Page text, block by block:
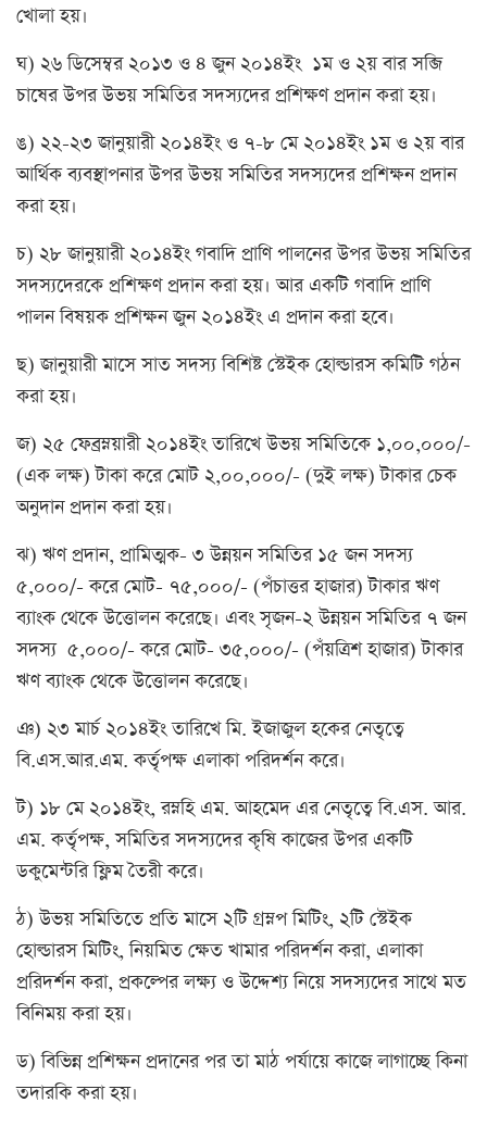
খোলা হয়।
ঘ) ২৬ ডিসেম্বর ২০১৩ ও ৪ জুন ২০১৪ইং ১ম ও ২য় বার সব্জি
চাষের উপর উভয় সমিতির সদস্যদের প্রশিক্ষণ প্রদান করা হয়।
ঙ) ২২-২৩ জানুয়ারী ২০১৪ইং ও ৭-৮ মে ২০১৪ইং ১ম ও ২য় বার
আর্থিক ব্যবস্থাপনার উপর উভয় সমিতির সদস্যদের প্রশিক্ষন প্রদান
করা হয়।
চ) ২৮ জানুয়ারী ২০১৪ইং গবাদি প্রাণি পালনের উপর উভয় সমিতির
সদস্যদেরকে প্রশিক্ষণ প্রদান করা হয়। আর একটি গবাদি প্রাণি
পালন বিষয়ক প্রশিক্ষন জুন ২০১৪ইং এ প্রদান করা হবে।
ছ) জানুয়ারী মাসে সাত সদস্য বিশিষ্ট স্টেইক হোল্ডারস কমিটি গঠন
করা হয়।
জ) ২৫ ফেব্রম্নয়ারী ২০১৪ইং তারিখে উভয় সমিতিকে ১,০০,০০০/-
(এক লক্ষ) টাকা করে মোট ২,০০,০০০/- (দুই লক্ষ) টাকার চেক
অনুদান প্রদান করা হয়।
ঝ) ঋণ প্রদান, প্রামিত্মক- ৩ উন্নয়ন সমিতির ১৫ জন সদস্য
৫,০০০/- করে মোট- ৭৫,০০০/- (পঁচাত্তর হাজার) টাকার ঋণ
ব্যাংক থেকে উত্তোলন করেছে। এবং সৃজন-২ উন্নয়ন সমিতির ৭ জন
সদস্য ৫,০০০/- করে মোট- ৩৫,০০০/- (পঁয়ত্রিশ হাজার) টাকার
ঋণ ব্যাংক থেকে উত্তোলন করেছে।
ঞ) ২৩ মার্চ ২০১৪ইং তারিখে মি. ইজাজুল হকের নেতৃত্বে
বি.এস.আর.এম. কর্তৃপক্ষ এলাকা পরিদর্শন করে।
ট) ১৮ মে ২০১৪ইং, রম্নহি এম. আহমেদ এর নেতৃত্বে বি.এস. আর.
এম. কর্তৃপক্ষ, সমিতির সদস্যদের কৃষি কাজের উপর একটি
ডকুমেন্টরি ফ্লিম তৈরী করে।
ঠ) উভয় সমিতিতে প্রতি মাসে ২টি গ্রম্নপ মিটিং, ২টি স্টেইক
হোল্ডারস মিটিং, নিয়মিত ক্ষেত খামার পরিদর্শন করা, এলাকা
প্ররিদর্শন করা, প্রকল্পের লক্ষ্য ও উদ্দেশ্য নিয়ে সদস্যদের সাথে মত
বিনিময় করা হয়।
ড) বিভিন্ন প্রশিক্ষন প্রদানের পর তা মাঠ পর্যায়ে কাজে লাগাচ্ছে কিনা
তদারকি করা হয়।